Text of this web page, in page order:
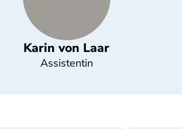
Karin von Laar
Assistentin